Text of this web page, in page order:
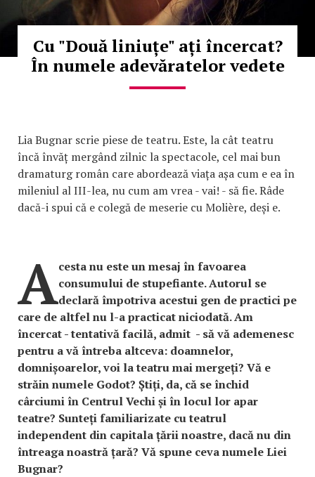
Cu "Două liniuțe" ați încercat?
În numele adevăratelor vedete
Lia Bugnar scrie piese de teatru. Este, la cât teatru
încă învăț mergând zilnic la spectacole, cel mai bun
dramaturg român care abordează viața așa cum e ea în
mileniul al III-lea, nu cum am vrea - vai! - să fie. Râde
dacă-i spui că e colegă de meserie cu Molière, deși e.
Acesta nu este un mesaj în favoarea
consumului de stupefiante. Autorul se
declară împotriva acestui gen de practici pe
care de altfel nu l-a practicat niciodată. Am
încercat - tentativă facilă, admit - să vă ademenesc
pentru a vă întreba altceva: doamnelor,
domnișoarelor, voi la teatru mai mergeți? Vă e
străin numele Godot? Știți, da, că se închid
cârciumi în Centrul Vechi și în locul lor apar
teatre? Sunteți familiarizate cu teatrul
independent din capitala țării noastre, dacă nu din
întreaga noastră țară? Vă spune ceva numele Liei
Bugnar?